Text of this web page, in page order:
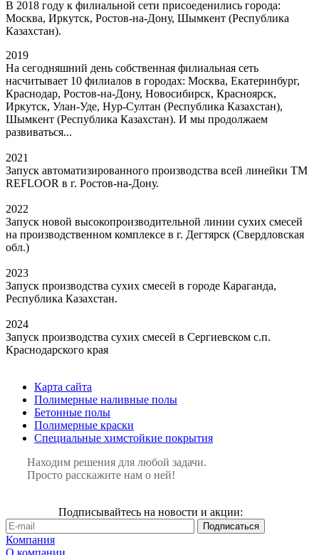
В 2018 году к филиальной сети присоеденились города:
Москва, Иркутск, Ростов-на-Дону, Шымкент (Республика
Казахстан).
2019
На сегодняшний день собственная филиальная сеть
насчитывает 10 филиалов в городах: Москва, Екатеринбург,
Краснодар, Ростов-на-Дону, Новосибирск, Красноярск,
Иркутск, Улан-Уде, Нур-Султан (Республика Казахстан),
Шымкент (Республика Казахстан). И мы продолжаем
развиваться...
2021
Запуск автоматизированного производства всей линейки ТМ
REFLOOR в г. Ростов-на-Дону.
2022
Запуск новой высокопроизводительной линии сухих смесей
на производственном комплексе в г. Дегтярск (Свердловская
обл.)
2023
Запуск производства сухих смесей в городе Караганда,
Республика Казахстан.
2024
Запуск производства сухих смесей в Сергиевском с.п.
Краснодарского края
Карта сайта
Полимерные наливные полы
Бетонные полы
Полимерные краски
Специальные химстойкие покрытия
Находим решения для любой задачи.
Просто расскажите нам о ней!
Подписывайтесь на новости и акции:
Компания
О компании